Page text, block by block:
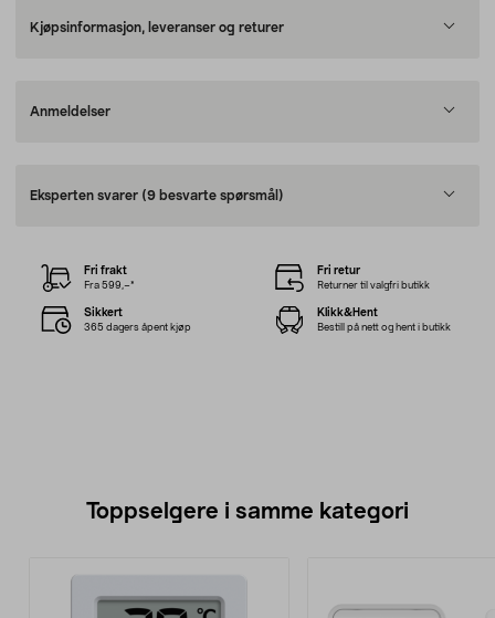
Kjøpsinformasjon, leveranser og returer
Anmeldelser
Eksperten svarer (9 besvarte spørsmål)
Fri frakt
Fra 599,–*
Fri retur
Returner til valgfri butikk
Sikkert
365 dagers åpent kjøp
Klikk&Hent
Bestill på nett og hent i butikk
Toppselgere i samme kategori